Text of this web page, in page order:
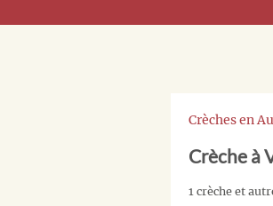
Crèches en
Crèche à
1 crèche et